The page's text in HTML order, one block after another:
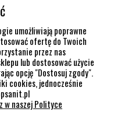
umożliwiają poprawne
ofertę do Twoich
przez nas
lub dostosować użycie
opcję "Dostosuj zgody".
cookies, jednocześnie
w naszej Polityce